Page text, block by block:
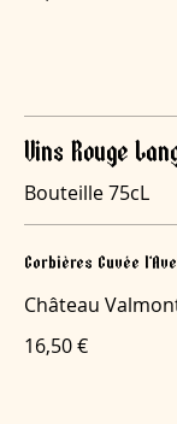
Vins Rouge
Bouteille 75cL
Corbières Cuvée
Château
16,50 €